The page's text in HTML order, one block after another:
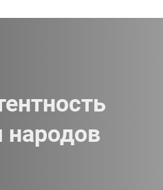
народов